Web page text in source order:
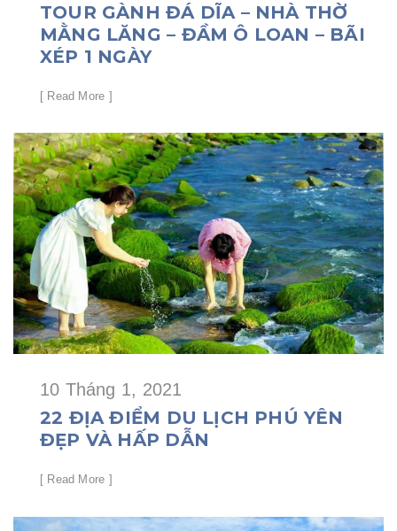
TOUR GÀNH ĐÁ DĨA – NHÀ THỜ
MẰNG LĂNG – ĐẦM Ô LOAN – BÃI
XÉP 1 NGÀY
[ Read More ]
10 Tháng 1, 2021
22 ĐỊA ĐIỂM DU LỊCH PHÚ YÊN
ĐẸP VÀ HẤP DẪN
[ Read More ]